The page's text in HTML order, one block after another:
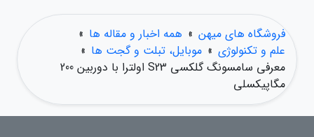
فروشگاه های میهن » همه اخبار و مقاله ها »
علم و تکنولوژی » موبایل، تبلت و گجت ها »
معرفی سامسونگ گلکسی S23 اولترا با دوربین 200
مگاپیکسلی